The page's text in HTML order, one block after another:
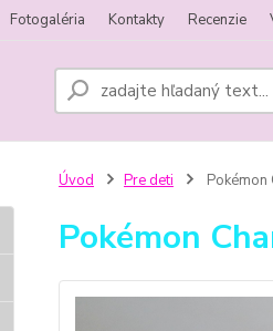
Fotogaléria Kontakty Recenzie
Úvod Pre deti Pokémon
Pokémon